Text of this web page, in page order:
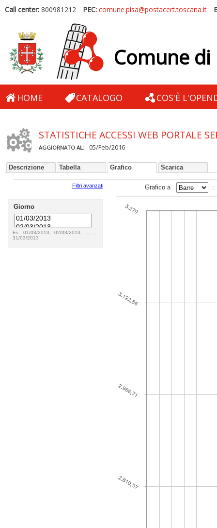
Call center: 800981212 PEC: comune.pisa@postacert.toscana.it
Comune di
HOME CATALOGO COS'È
STATISTICHE ACCESSI WEB PORTALE
AGGIORNATO AL: 05/Feb/2016
Descrizione Tabella Grafico Scarica
Filtri avanzati
Giorno
Es. 01/03/2013, 02/03/2013, ... ,
31/03/2013
Grafico a